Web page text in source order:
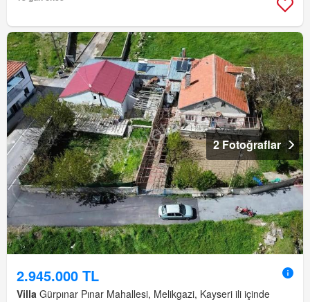
2 Fotoğraflar
2.945.000 TL
Villa Gürpınar Pınar Mahallesi, Melikgazi, Kayseri ili içinde